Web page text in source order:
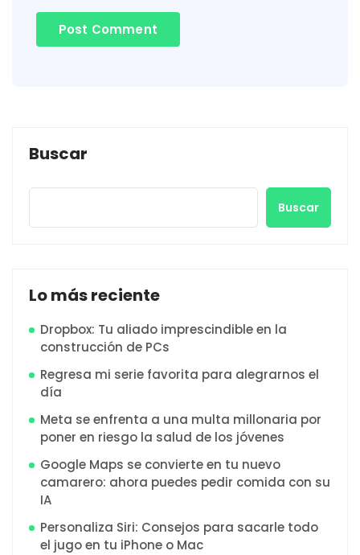
Buscar
Buscar
Lo más reciente
Dropbox: Tu aliado imprescindible en la
construcción de PCs
Regresa mi serie favorita para alegrarnos el
día
Meta se enfrenta a una multa millonaria por
poner en riesgo la salud de los jóvenes
Google Maps se convierte en tu nuevo
camarero: ahora puedes pedir comida con su
IA
Personaliza Siri: Consejos para sacarle todo
el jugo en tu iPhone o Mac